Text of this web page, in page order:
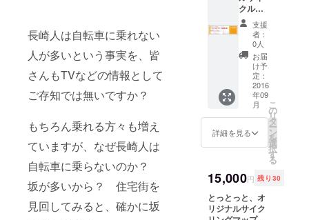
長崎人は自転車に乗れない
人が多いという事実を、皆
さんもTVなどの情報として
ご存知では無いですか？
もちろん乗れる方々も増え
ていますが、なぜ長崎人は
自転車に乗らないのか？
坂が多いから？ 住宅街を
見回してみると、確かに坂
クルチ
ケット
の有効
期限は
２０１
７年９
月迄と
させて
頂きま
す。
支援
者：
0人
お届
け予
定：
2016
年09
月
詳細を見る
こ
の
リ
タ
ー
ン
を
選
択
す
る
15,000円 残り30
とっとっと、オ
リジナルサイク